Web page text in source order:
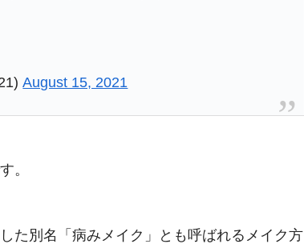
August 15, 2021
。
た別名「病みメイク」とも呼ばれるメイク方